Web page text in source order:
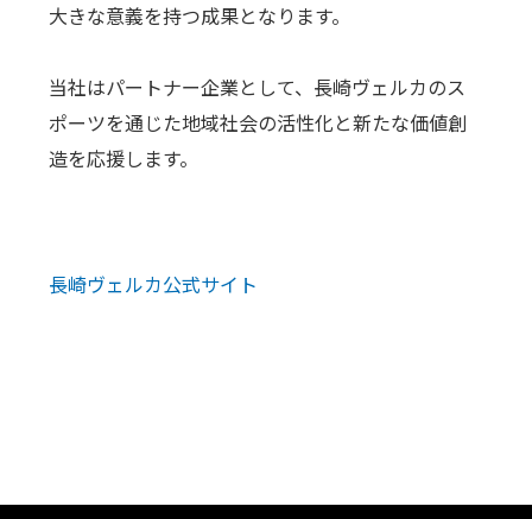
大きな意義を持つ成果となります。
当社はパートナー企業として、長崎ヴェルカのス
ポーツを通じた地域社会の活性化と新たな価値創
造を応援します。
長崎ヴェルカ公式サイト